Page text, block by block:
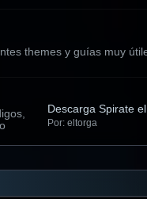
themes y guías muy
Descarga Spirate
Por: eltorga